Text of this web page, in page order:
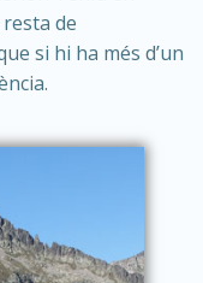
de
si hi ha més d’un